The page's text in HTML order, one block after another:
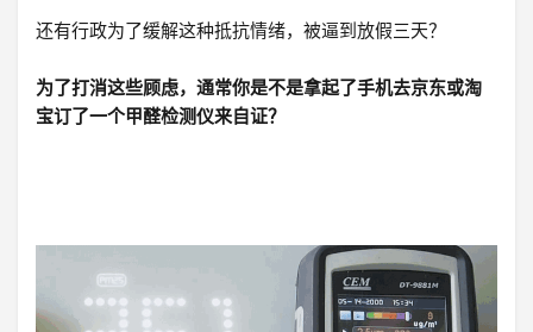
注册
还有行政为了缓解这种抵抗情绪，被逼到放假三天？
为了打消这些顾虑，通常你是不是拿起了手机去京东或淘
宝订了一个甲醛检测仪来自证？